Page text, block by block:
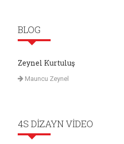
BLOG
Zeynel Kurtuluş
Mauncu Zeynel
4S DIZAYN VIDEO